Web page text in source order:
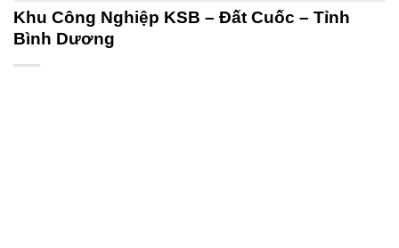
Khu Công Nghiệp KSB – Đất Cuốc – Tỉnh
Bình Dương